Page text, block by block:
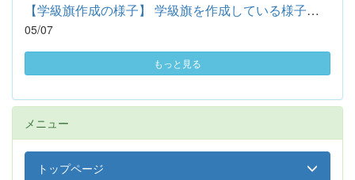
【学級旗作成の様子】 学級旗を作成している様子です。 「一足懸...
05/07
もっと見る
メニュー
トップページ